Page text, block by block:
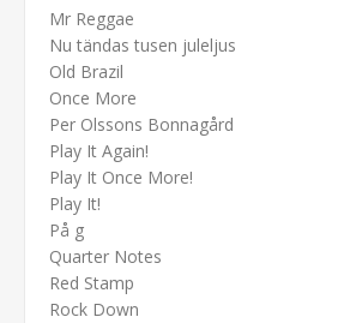
Mr Reggae
Nu tändas tusen juleljus
Old Brazil
Once More
Per Olssons Bonnagård
Play It Again!
Play It Once More!
Play It!
På g
Quarter Notes
Red Stamp
Rock Down